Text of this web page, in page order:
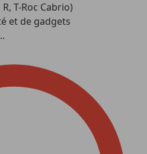
T-Roc Cabrio)
et de gadgets